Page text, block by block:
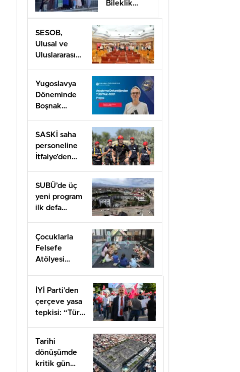
Bileklik
SESOB,
Ulusal ve
Uluslararası
Ağını
Güçlendiriyor
Yugoslavya
Döneminde
Boşnak
TÜBİTAK
1001 Desteği
SASKİ saha
personeline
İtfaiye’den
güvenlik
eğitimi
SUBÜ’de üç
yeni program
ilk defa
Çocuklarla
Felsefe
Atölyesi
İYİ Parti’den
çerçeve yasa
tepkisi: “Türk
vereceksiniz”
Tarihi
dönüşümde
kritik gün